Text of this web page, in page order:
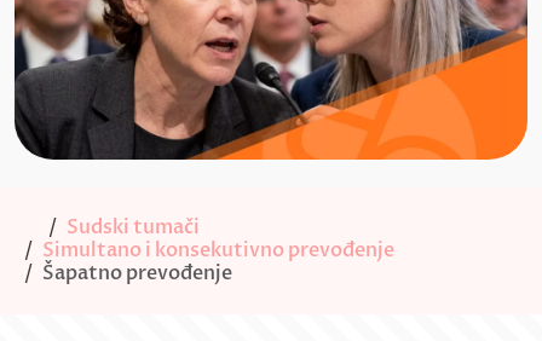
Sudski tumači
Simultano i konsekutivno prevođenje
Šapatno prevođenje